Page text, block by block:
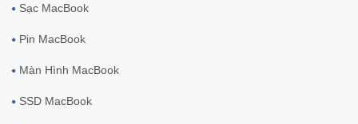
Sạc MacBook
Pin MacBook
Màn Hình MacBook
SSD MacBook